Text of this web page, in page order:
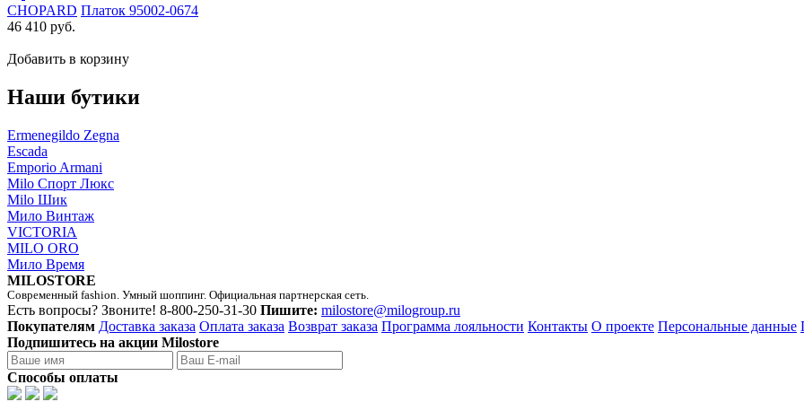
CHOPARD Платок 95002-0674
46 410 руб.
Добавить в корзину
Наши бутики
Ermenegildo Zegna
Escada
Emporio Armani
Milo Спорт Люкс
Milo Шик
Мило Винтаж
VICTORIA
MILO ORO
Мило Время
MILOSTORE
Современный fashion. Умный шоппинг. Официальная партнерская сеть.
Есть вопросы? Звоните! 8-800-250-31-30 Пишите: milostore@milogroup.ru
Покупателям Доставка заказа Оплата заказа Возврат заказа Программа лояльности Контакты О проекте Персональные данные
Подпишитесь на акции Milostore
Способы оплаты